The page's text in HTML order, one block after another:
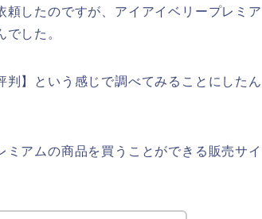
したのですが、アイアイベリープレミア
した。
】という感じで調べてみることにしたん
アムの商品を買うことができる販売サイ